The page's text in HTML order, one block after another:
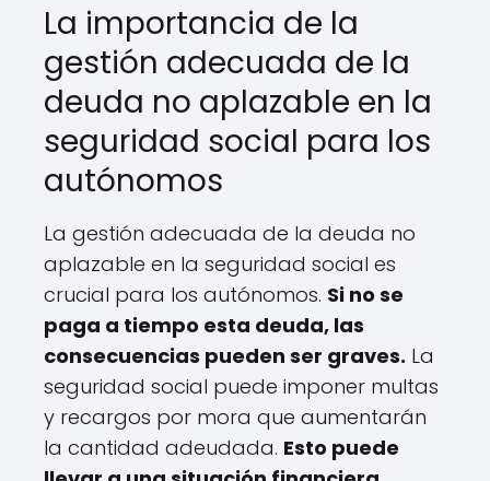
La importancia de la
gestión adecuada de la
deuda no aplazable en la
seguridad social para los
autónomos
La gestión adecuada de la deuda no
aplazable en la seguridad social es
crucial para los autónomos. Si no se
paga a tiempo esta deuda, las
consecuencias pueden ser graves. La
seguridad social puede imponer multas
y recargos por mora que aumentarán
la cantidad adeudada. Esto puede